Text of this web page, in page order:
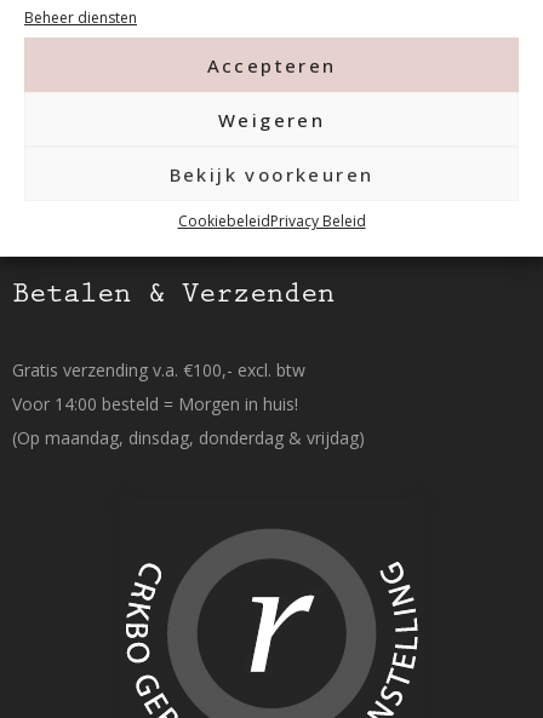
Beheer diensten
Accepteren
Weigeren
Bekijk voorkeuren
CookiebeleidPrivacy Beleid
Betalen & Verzenden
Gratis verzending v.a. €100,- excl. btw
Voor 14:00 besteld = Morgen in huis!
(Op maandag, dinsdag, donderdag & vrijdag)